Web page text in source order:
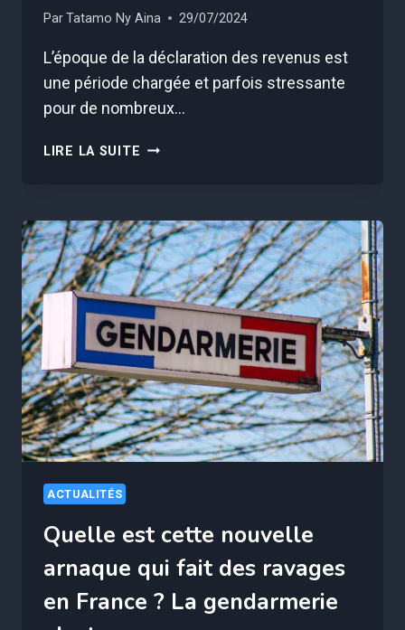
ParTatamo Ny Aina 29/07/2024
L’époque de la déclaration des revenus est
une période chargée et parfois stressante
pour de nombreux…
LIRE LA SUITE QUELLE
QUI
VISE
LES
FRANÇAIS
POUR
LAQUELLE
LA
DGFIP
LANCE
L’ALERTE
?
ACTUALITÉS
Quelle est cette nouvelle
arnaque qui fait des ravages
en France ? La gendarmerie